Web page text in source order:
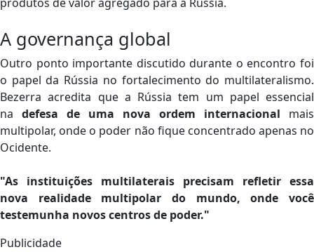
produtos de valor agregado para a Rússia.
A governança global
Outro ponto importante discutido durante o encontro foi
o papel da Rússia no fortalecimento do multilateralismo.
Bezerra acredita que a Rússia tem um papel essencial
na defesa de uma nova ordem internacional mais
multipolar, onde o poder não fique concentrado apenas no
Ocidente.
"As instituições multilaterais precisam refletir essa
nova realidade multipolar do mundo, onde você
testemunha novos centros de poder."
Publicidade